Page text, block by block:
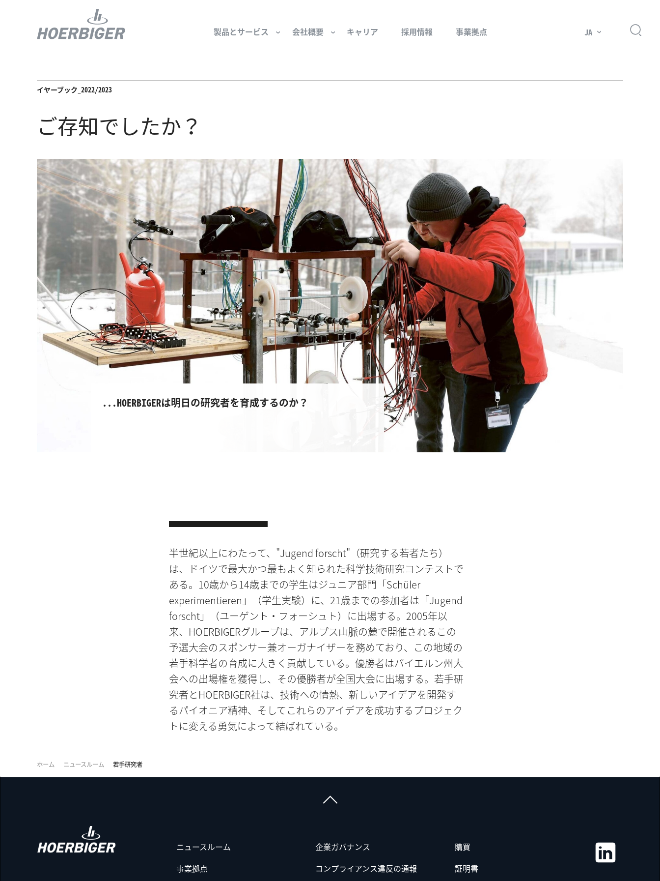
製品とサービス
水素産業向けコンポーネント
回転ユニオンとスリップリング
ガスエンジン用部品
会社概要
サステナビリティ
私たちの原点
キャリア 採用情報 事業拠点 JA
イヤーブック_2022/2023
ご存知でしたか？
...HOERBIGERは明日の研究者を育成するのか？
半世紀以上にわたって、"Jugend forscht"（研究する若者たち）
は、ドイツで最大かつ最もよく知られた科学技術研究コンテストで
ある。10歳から14歳までの学生はジュニア部門「Schüler
experimentieren」（学生実験）に、21歳までの参加者は「Jugend
forscht」（ユーゲント・フォーシュト）に出場する。2005年以
来、HOERBIGERグループは、アルプス山脈の麓で開催されるこの
予選大会のスポンサー兼オーガナイザーを務めており、この地域の
若手科学者の育成に大きく貢献している。優勝者はバイエルン州大
会への出場権を獲得し、その優勝者が全国大会に出場する。若手研
究者とHOERBIGER社は、技術への情熱、新しいアイデアを開発す
るパイオニア精神、そしてこれらのアイデアを成功するプロジェク
トに変える勇気によって結ばれている。
ホーム ニュースルーム 若手研究者
ニュースルーム
事業拠点
企業ガバナンス
コンプライアンス違反の通報
購買
証明書